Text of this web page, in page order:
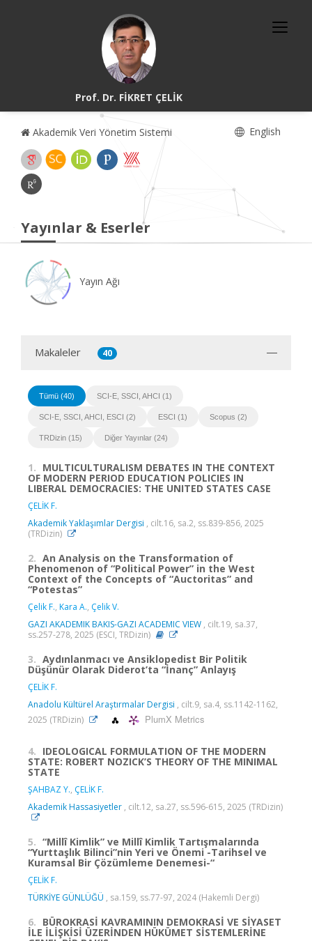
Prof. Dr. FİKRET ÇELİK
Akademik Veri Yönetim Sistemi English
Yayınlar & Eserler
Yayın Ağı
Makaleler 40
Tümü (40) SCI-E, SSCI, AHCI (1)
SCI-E, SSCI, AHCI, ESCI (2) ESCI (1) Scopus (2)
TRDizin (15) Diğer Yayınlar (24)
1. MULTICULTURALISM DEBATES IN THE CONTEXT
OF MODERN PERIOD EDUCATION POLICIES IN
LIBERAL DEMOCRACIES: THE UNITED STATES CASE
ÇELİK F.
Akademik Yaklaşımlar Dergisi , cilt.16, sa.2, ss.839-856, 2025
(TRDizin)
2. An Analysis on the Transformation of
Phenomenon of “Political Power” in the West
Context of the Concepts of “Auctoritas” and
“Potestas”
Çelik F., Kara A., Çelik V.
GAZI AKADEMIK BAKIS-GAZI ACADEMIC VIEW , cilt.19, sa.37,
ss.257-278, 2025 (ESCI, TRDizin)
3. Aydınlanmacı ve Ansiklopedist Bir Politik
Düşünür Olarak Diderot’ta “İnanç” Anlayış
ÇELİK F.
Anadolu Kültürel Araştırmalar Dergisi , cilt.9, sa.4, ss.1142-1162,
2025 (TRDizin)
PlumX Metrics
4. IDEOLOGICAL FORMULATION OF THE MODERN
STATE: ROBERT NOZICK’S THEORY OF THE MINIMAL
STATE
ŞAHBAZ Y., ÇELİK F.
Akademik Hassasiyetler , cilt.12, sa.27, ss.596-615, 2025 (TRDizin)
5. “Millî Kimlik” ve Millî Kimlik Tartışmalarında
“Yurttaşlık Bilinci”nin Yeri ve Önemi -Tarihsel ve
Kuramsal Bir Çözümleme Denemesi-“
ÇELİK F.
TÜRKİYE GÜNLÜĞÜ , sa.159, ss.77-97, 2024 (Hakemli Dergi)
6. BÜROKRASİ KAVRAMININ DEMOKRASİ VE SİYASET
İLE İLİŞKİSİ ÜZERİNDEN HÜKÜMET SİSTEMLERİNE